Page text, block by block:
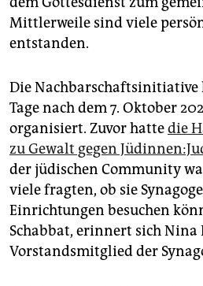
Mittlerweile sind viele
entstanden.
Die Nachbarschaftsinitiative
Tage nach dem 7. Oktober
organisiert. Zuvor hattedie
zu Gewalt gegen
der jüdischen Community
viele fragten, ob sie
Einrichtungen besuchen
Schabbat, erinnert sich Nina
Vorstandsmitglied der